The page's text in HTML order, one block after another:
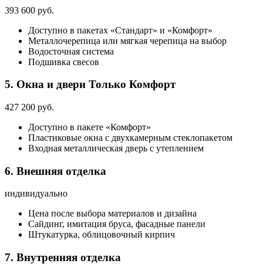
393 600 руб.
Доступно в пакетах «Стандарт» и «Комфорт»
Металлочерепица или мягкая черепица на выбор
Водосточная система
Подшивка свесов
5. Окна и двери Только Комфорт
427 200 руб.
Доступно в пакете «Комфорт»
Пластиковые окна с двухкамерным стеклопакетом
Входная металлическая дверь с утеплением
6. Внешняя отделка
индивидуально
Цена после выбора материалов и дизайна
Сайдинг, имитация бруса, фасадные панели
Штукатурка, облицовочный кирпич
7. Внутренняя отделка